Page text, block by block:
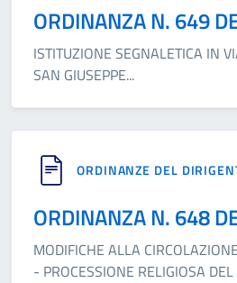
ORDINANZA N. 649
ISTITUZIONE SEGNALETICA IN
SAN GIUSEPPE...
ORDINANZE DEL
ORDINANZA N. 648
MODIFICHE ALLA
- PROCESSIONE RELIGIOSA